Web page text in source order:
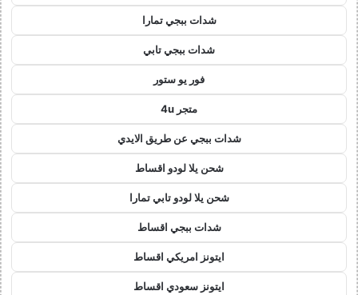
شدات ببجي تمارا
شدات ببجي تابي
فور يو ستور
متجر 4u
شدات ببجي عن طريق الايدي
شحن يلا لودو اقساط
شحن يلا لودو تابي تمارا
شدات ببجي اقساط
ايتونز امريكي اقساط
ايتونز سعودي اقساط